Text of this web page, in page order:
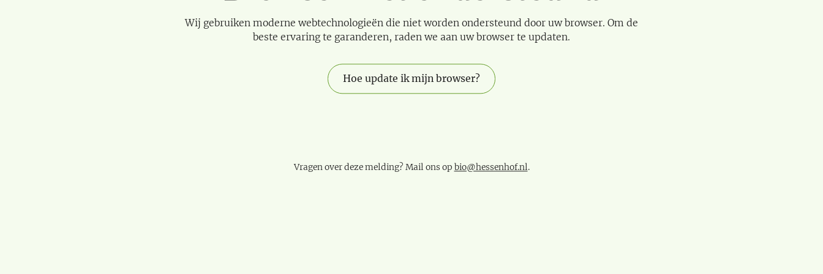
Wij gebruiken moderne webtechnologieën die niet worden ondersteund door uw browser. Om de
beste ervaring te garanderen, raden we aan uw browser te updaten.
Hoe update ik mijn browser?
Vragen over deze melding? Mail ons op bio@hessenhof.nl.